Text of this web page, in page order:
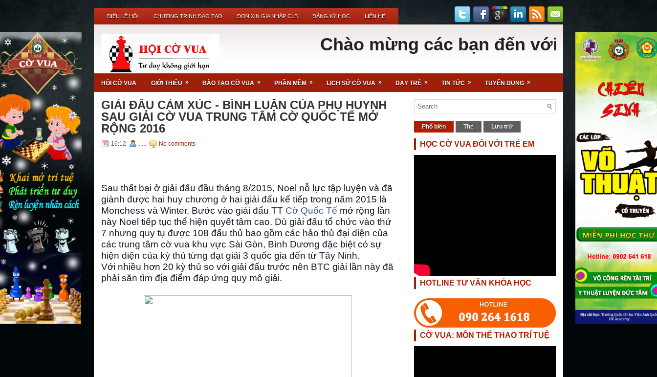
ĐIỀU LỆ HỘI CHƯƠNG TRÌNH ĐÀO TẠO ĐƠN XIN GIA NHẬP CLB ĐĂNG KÝ HỌC LIÊN HỆ
Chào mừng các bạn đến với Hội Cờ Vua -
HỘI CỜ VUA GIỚI THIỆU » ĐÀO TẠO CỜ VUA » PHẦN MỀM » LỊCH SỬ CỜ VUA » DẠY TRẺ » TIN TỨC » TUYỂN DỤNG »
GIẢI ĐẤU CẢM XÚC - BÌNH LUẬN CỦA PHỤ HUYNH
SAU GIẢI CỜ VUA TRUNG TÂM CỜ QUỐC TẾ MỞ
RỘNG 2016
16:12 ..... No comments
Sau thất bại ở giải đấu đầu tháng 8/2015, Noel nỗ lực tập luyện và đã
giành được hai huy chương ở hai giải đấu kế tiếp trong năm 2015 là
Monchess và Winter. Bước vào giải đấu TT Cờ Quốc Tế mở rộng lần
này Noel tiếp tục thể hiện quyết tâm cao. Dù giải đấu tổ chức vào thứ
7 nhưng quy tụ được 108 đấu thủ bao gồm các hảo thủ đại diện của
các trung tâm cờ vua khu vực Sài Gòn, Bình Dương đặc biệt có sự
hiện diện của kỳ thủ từng đạt giải 3 quốc gia đến từ Tây Ninh.
Với nhiều hơn 20 kỳ thủ so với giải đấu trước nên BTC giải lần này đã
phải săn tìm địa điểm đáp ứng quy mô giải.
Phổ biến Thẻ Lưu trữ
HỌC CỜ VUA ĐỐI VỚI TRẺ EM
HOTLINE TƯ VẤN KHÓA HỌC
CỜ VUA: MÔN THỂ THAO TRÍ TUỆ